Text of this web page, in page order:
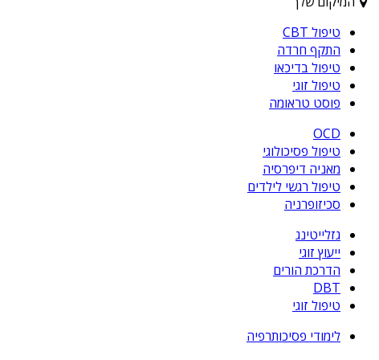
טיפול CBT
התקף חרדה
טיפול בדיכאו
טיפול זוגי
פוסט טראומה
OCD
טיפול פסיכולוגי
מאניה דיפרסיה
טיפול רגשי לילדים
סכיזופרניה
גזלייטינג
ייעוץ זוגי
הדרכת הורים
DBT
טיפול זוגי
לימודי פסיכותרפיה